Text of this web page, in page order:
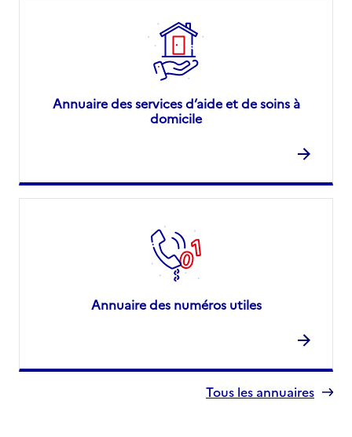
Annuaire des services d’aide et de soins à
domicile
Annuaire des numéros utiles
Tous les annuaires